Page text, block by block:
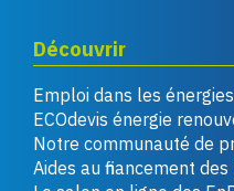
Découvrir
Emploi dans les
ECOdevis énergie
Notre communauté de
Aides au financement